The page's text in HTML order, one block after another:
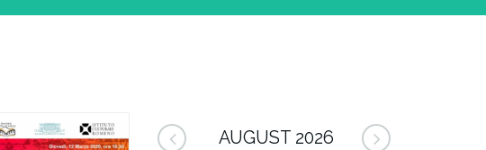
AUGUST 2026